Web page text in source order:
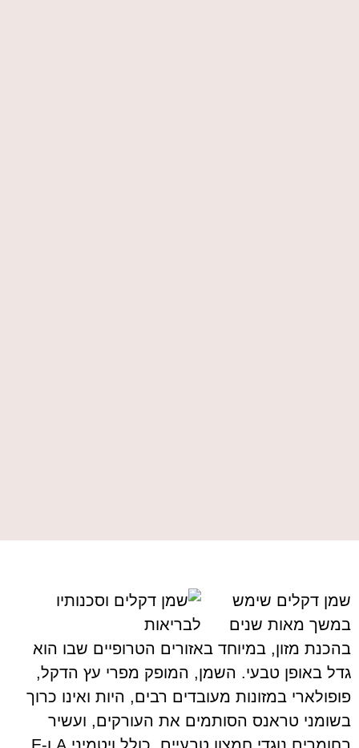
שמן דקלים שימש
במשך מאות שנים
בהכנת מזון, במיוחד באזורים הטרופיים שבו הוא
גדל באופן טבעי. השמן, המופק מפרי עץ הדקל,
פופולארי במזונות מעובדים רבים, היות ואינו כרוך
בשומני טראנס הסותמים את העורקים, ועשיר